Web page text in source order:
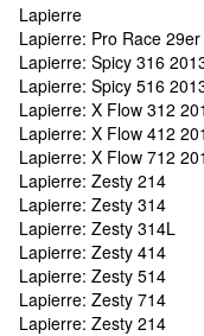
Lapierre
Lapierre: Pro Race
Lapierre: Spicy 316
Lapierre: Spicy 516
Lapierre: X Flow 312
Lapierre: X Flow 412
Lapierre: X Flow 712
Lapierre: Zesty 214
Lapierre: Zesty 314
Lapierre: Zesty 314L
Lapierre: Zesty 414
Lapierre: Zesty 514
Lapierre: Zesty 714
Lapierre: Zesty 214